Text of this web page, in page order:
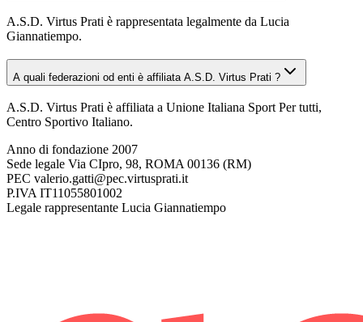
A.S.D. Virtus Prati è rappresentata legalmente da Lucia
Giannatiempo.
A quali federazioni od enti è affiliata A.S.D. Virtus Prati ?
A.S.D. Virtus Prati è affiliata a Unione Italiana Sport Per tutti,
Centro Sportivo Italiano.
Anno di fondazione 2007
Sede legale Via CIpro, 98, ROMA 00136 (RM)
PEC valerio.gatti@pec.virtusprati.it
P.IVA IT11055801002
Legale rappresentante Lucia Giannatiempo